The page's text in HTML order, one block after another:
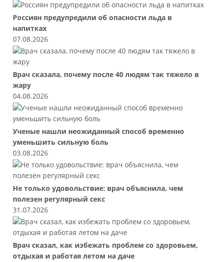
Россиян предупредили об опасности льда в
напитках
07.08.2026
Врач сказала, почему после 40 людям так тяжело в
жару
04.08.2026
Ученые нашли неожиданный способ временно
уменьшить сильную боль
03.08.2026
Не только удовольствие: врач объяснила, чем
полезен регулярный секс
31.07.2026
Врач сказал, как избежать проблем со здоровьем,
отдыхая и работая летом на даче